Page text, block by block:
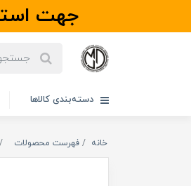
جهت
دسته‌بندی کالاها
خانه فهرست محصولات